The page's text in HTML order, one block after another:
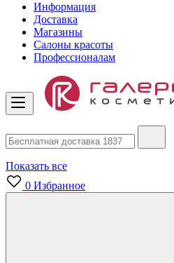
Информация
Доставка
Магазины
Салоны красоты
Профессионалам
Показать все
0 Избранное